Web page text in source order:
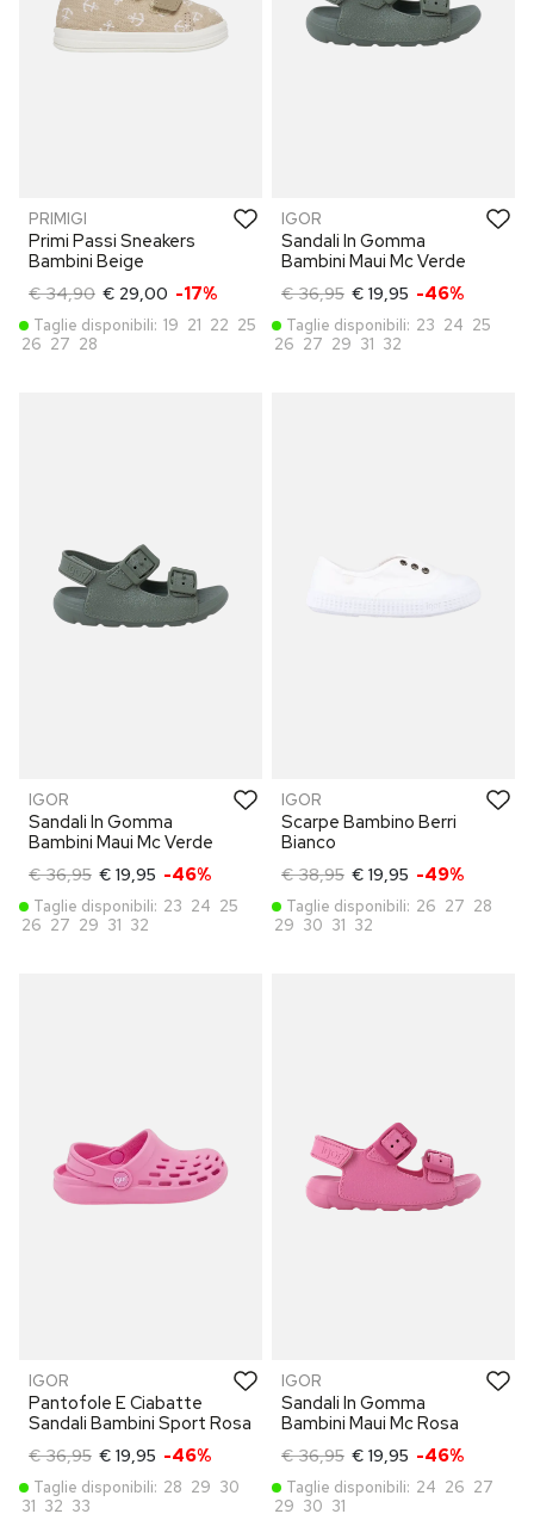
PRIMIGI
Primi Passi Sneakers
Bambini Beige
€ 34,90 € 29,00 -17%
Taglie disponibili: 19 21 22 25
26 27 28
IGOR
Sandali In Gomma
Bambini Maui Mc Verde
€ 36,95 € 19,95 -46%
Taglie disponibili: 23 24 25
26 27 29 31 32
IGOR
Sandali In Gomma
Bambini Maui Mc Verde
€ 36,95 € 19,95 -46%
Taglie disponibili: 23 24 25
26 27 29 31 32
IGOR
Scarpe Bambino Berri
Bianco
€ 38,95 € 19,95 -49%
Taglie disponibili: 26 27 28
29 30 31 32
IGOR
Pantofole E Ciabatte
Sandali Bambini Sport Rosa
€ 36,95 € 19,95 -46%
Taglie disponibili: 28 29 30
31 32 33
IGOR
Sandali In Gomma
Bambini Maui Mc Rosa
€ 36,95 € 19,95 -46%
Taglie disponibili: 24 26 27
29 30 31